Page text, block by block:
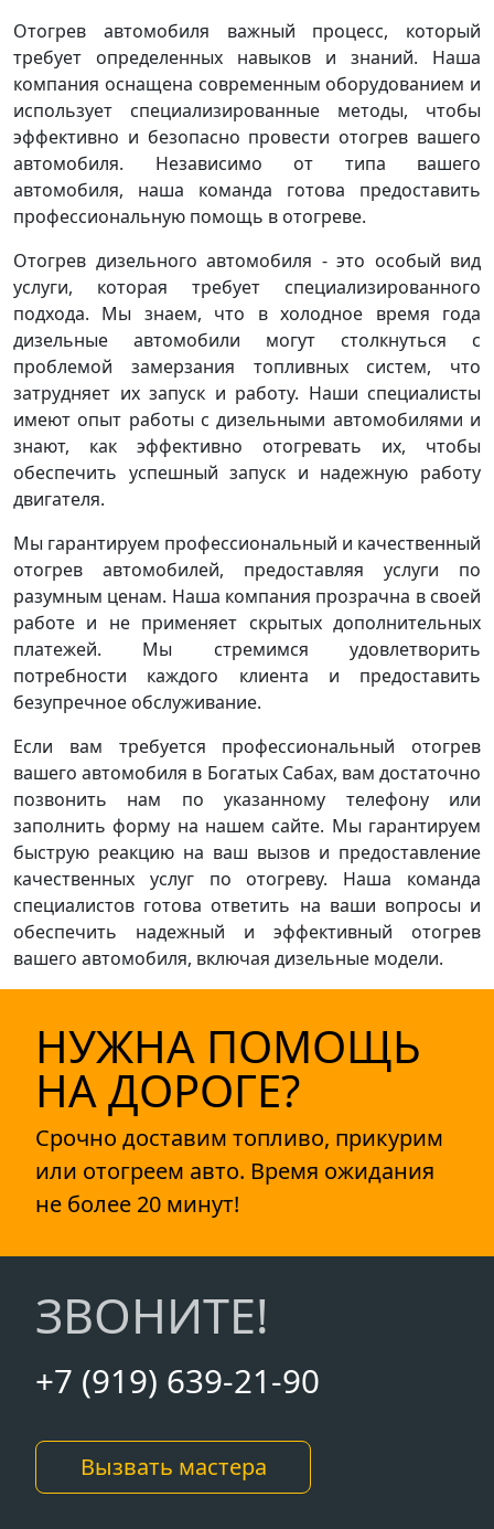
Отогрев автомобиля важный процесс, который
требует определенных навыков и знаний. Наша
компания оснащена современным оборудованием и
использует специализированные методы, чтобы
эффективно и безопасно провести отогрев вашего
автомобиля. Независимо от типа вашего
автомобиля, наша команда готова предоставить
профессиональную помощь в отогреве.
Отогрев дизельного автомобиля - это особый вид
услуги, которая требует специализированного
подхода. Мы знаем, что в холодное время года
дизельные автомобили могут столкнуться с
проблемой замерзания топливных систем, что
затрудняет их запуск и работу. Наши специалисты
имеют опыт работы с дизельными автомобилями и
знают, как эффективно отогревать их, чтобы
обеспечить успешный запуск и надежную работу
двигателя.
Мы гарантируем профессиональный и качественный
отогрев автомобилей, предоставляя услуги по
разумным ценам. Наша компания прозрачна в своей
работе и не применяет скрытых дополнительных
платежей. Мы стремимся удовлетворить
потребности каждого клиента и предоставить
безупречное обслуживание.
Если вам требуется профессиональный отогрев
вашего автомобиля в Богатых Сабах, вам достаточно
позвонить нам по указанному телефону или
заполнить форму на нашем сайте. Мы гарантируем
быструю реакцию на ваш вызов и предоставление
качественных услуг по отогреву. Наша команда
специалистов готова ответить на ваши вопросы и
обеспечить надежный и эффективный отогрев
вашего автомобиля, включая дизельные модели.
НУЖНА ПОМОЩЬ
НА ДОРОГЕ?
Срочно доставим топливо, прикурим
или отогреем авто. Время ожидания
не более 20 минут!
ЗВОНИТЕ!
+7 (919) 639-21-90
Вызвать мастера